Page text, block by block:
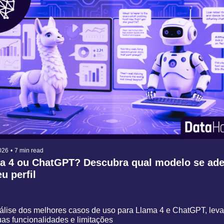
• 7 min read
4 ou ChatGPT? Descubra qual modelo se
perfil
dos melhores casos de uso para Llama 4 e ChatGPT,
funcionalidades e limitações